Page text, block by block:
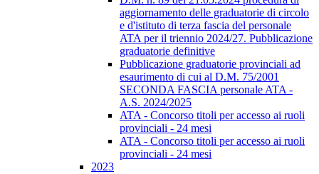
aggiornamento delle graduatorie di circolo
e d'istituto di terza fascia del personale
ATA per il triennio 2024/27. Pubblicazione
graduatorie definitive
Pubblicazione graduatorie provinciali ad
esaurimento di cui al D.M. 75/2001
SECONDA FASCIA personale ATA -
A.S. 2024/2025
ATA - Concorso titoli per accesso ai ruoli
provinciali - 24 mesi
ATA - Concorso titoli per accesso ai ruoli
provinciali - 24 mesi
2023